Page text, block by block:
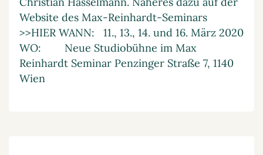
Website des Max-Reinhardt-Seminars
>>HIER WANN: 11., 13., 14. und 16. März 2020
WO: Neue Studiobühne im Max
Reinhardt Seminar Penzinger Straße 7, 1140
Wien